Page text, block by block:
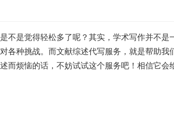
不是觉得轻松多了呢？其实，学术写作并不是
各种挑战。而文献综述代写服务，就是帮助我
而烦恼的话，不妨试试这个服务吧！相信它会